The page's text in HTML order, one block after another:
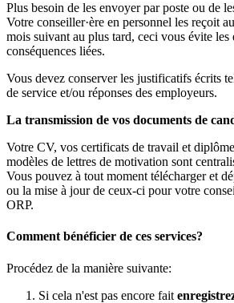
Plus besoin de les envoyer par poste ou de
Votre conseiller·ère en personnel les reçoit
mois suivant au plus tard, ceci vous évite les
conséquences liées.
Vous devez conserver les justificatifs écrits
de service et/ou réponses des employeurs.
La transmission de vos documents de
Votre CV, vos certificats de travail et
modèles de lettres de motivation sont
Vous pouvez à tout moment télécharger et
ou la mise à jour de ceux-ci pour votre
ORP.
Comment bénéficier de ces services?
Procédez de la manière suivante:
Si cela n'est pas encore fait